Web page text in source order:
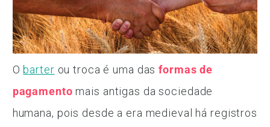
Obarter ou troca é uma dasformas de
pagamento mais antigas da sociedade
humana, pois desde a era medieval há registros